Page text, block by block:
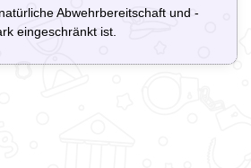
Abwehrbereitschaft und -
eingeschränkt ist.